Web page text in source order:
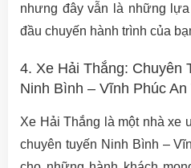
nhưng đây vẫn là những
đầu chuyến hành trình của
4. Xe Hải Thắng: Chuyên
Ninh Bình – Vĩnh Phúc An
Xe Hải Thắng là một nhà xe
chuyên tuyến Ninh Bình –